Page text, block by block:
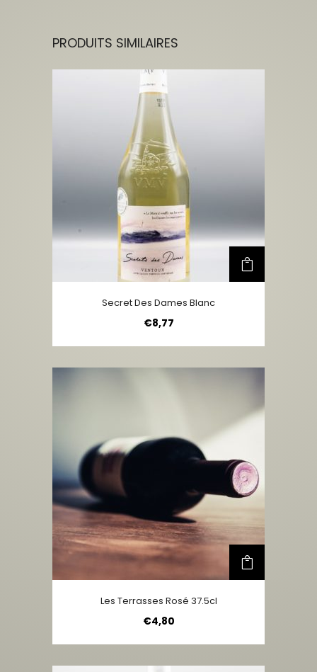
PRODUITS SIMILAIRES
Secret Des Dames Blanc
€8,77
Les Terrasses Rosé 37.5cl
€4,80